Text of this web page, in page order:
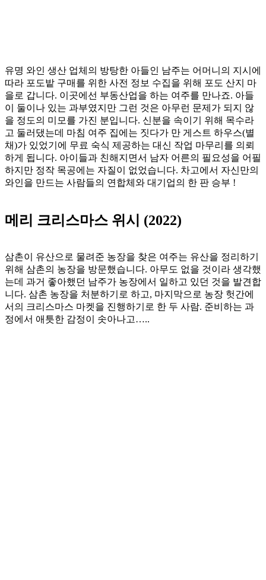
유명 와인 생산 업체의 방탕한 아들인 남주는 어머니의 지시에
따라 포도밭 구매를 위한 사전 정보 수집을 위해 포도 산지 마
을로 갑니다. 이곳에선 부동산업을 하는 여주를 만나죠. 아들
이 둘이나 있는 과부였지만 그런 것은 아무런 문제가 되지 않
을 정도의 미모를 가진 분입니다. 신분을 속이기 위해 목수라
고 둘러댔는데 마침 여주 집에는 짓다가 만 게스트 하우스(별
채)가 있었기에 무료 숙식 제공하는 대신 작업 마무리를 의뢰
하게 됩니다. 아이들과 친해지면서 남자 어른의 필요성을 어필
하지만 정작 목공에는 자질이 없었습니다. 차고에서 자신만의
와인을 만드는 사람들의 연합체와 대기업의 한 판 승부 !
메리 크리스마스 위시 (2022)
삼촌이 유산으로 물려준 농장을 찾은 여주는 유산을 정리하기
위해 삼촌의 농장을 방문했습니다. 아무도 없을 것이라 생각했
는데 과거 좋아했던 남주가 농장에서 일하고 있던 것을 발견합
니다. 삼촌 농장을 처분하기로 하고, 마지막으로 농장 헛간에
서의 크리스마스 마켓을 진행하기로 한 두 사람. 준비하는 과
정에서 애틋한 감정이 솟아나고…..